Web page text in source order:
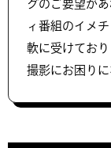
グのご要望が
ィ番組のイメ
軟に受けてお
撮影にお困り